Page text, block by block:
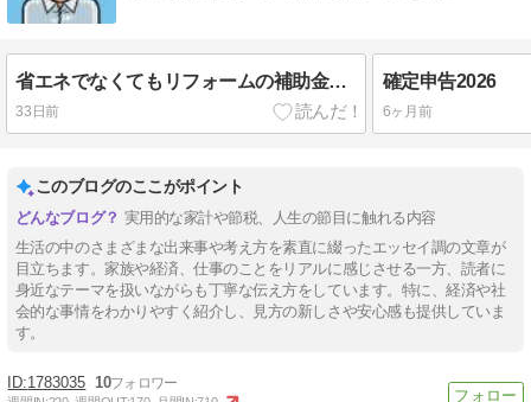
省エネでなくてもリフォームの補助金がもらえました
33日前
確定申告2026
6ヶ月前
このブログのここがポイント
実用的な家計や節税、人生の節目に触れる内容
生活の中のさまざまな出来事や考え方を素直に綴ったエッセイ調の文章が
目立ちます。家族や経済、仕事のことをリアルに感じさせる一方、読者に
身近なテーマを扱いながらも丁寧な伝え方をしています。特に、経済や社
会的な事情をわかりやすく紹介し、見方の新しさや安心感も提供していま
す。
1783035 10